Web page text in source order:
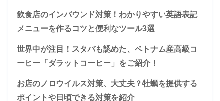
飲食店のインバウンド対策！わかりやすい英語表記
メニューを作るコツと便利なツール3選
世界中が注目！スタバも認めた、ベトナム産高級コ
ーヒー「ダラットコーヒー」をご紹介！
お店のノロウイルス対策、大丈夫？牡蠣を提供する
ポイントや日頃できる対策を紹介